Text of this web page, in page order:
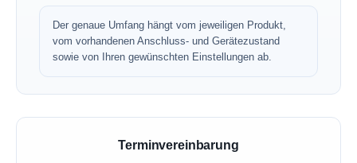
Der genaue Umfang hängt vom jeweiligen Produkt,
vom vorhandenen Anschluss- und Gerätezustand
sowie von Ihren gewünschten Einstellungen ab.
Terminvereinbarung